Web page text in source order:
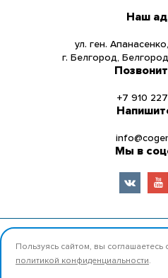
Наш
ул. ген.
г. Белгород,
+7 910
Мы в
© 2026 ООО «Коджент
Пользуясь сайтом, вы
политикой конфиденциальности.